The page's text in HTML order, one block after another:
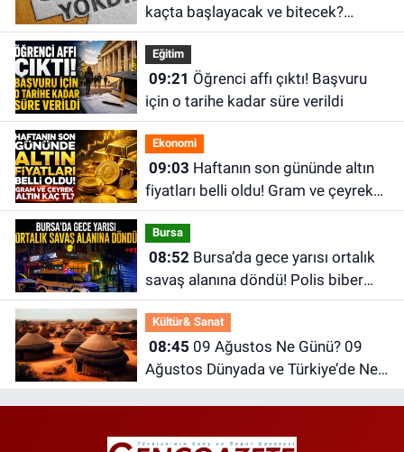
kaçta başlayacak ve bitecek?
YÖKDİL/2 sonuçları ne zaman
açıklanacak?
Eğitim
09:21
için o tarihe kadar süre verildi
Ekonomi
09:03
fiyatları belli oldu! Gram ve çeyrek
altın kaç TL?
Bursa
08:52Bursa’da gece yarısı ortalık
savaş alanına döndü! Polis biber
gazıyla müdahale etti
Kültür& Sanat
08:45
Ağustos Dünyada ve Türkiye’de Ne
Günü? 09 Ağustos Ne Burcu?